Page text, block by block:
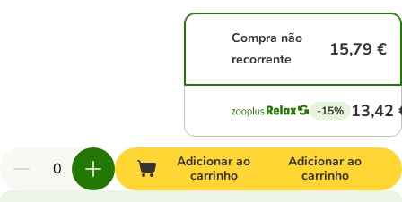
Compra não
recorrente
15,79 €
-15% 13,42
Adicionar ao
carrinho
Adicionar ao
carrinho